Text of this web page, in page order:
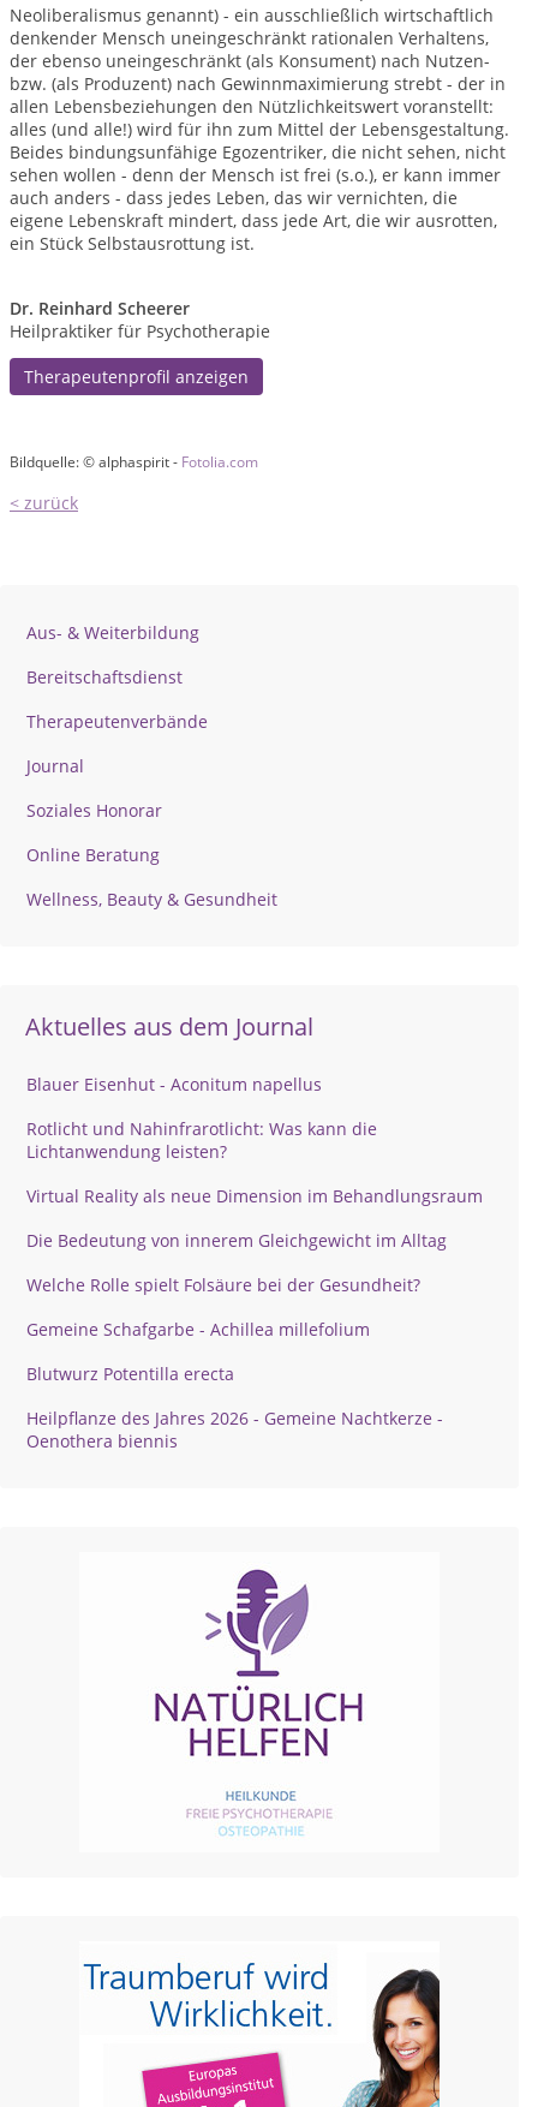
Aus- & Weiterbildung
Bereitschaftsdienst
Therapeutenverbände
Journal
Soziales Honorar
Online Beratung
Wellness, Beauty & Gesundheit
Aktuelles aus dem Journal
Blauer Eisenhut - Aconitum napellus
Rotlicht und Nahinfrarotlicht: Was kann die
Lichtanwendung leisten?
Virtual Reality als neue Dimension im Behandlungsraum
Die Bedeutung von innerem Gleichgewicht im Alltag
Welche Rolle spielt Folsäure bei der Gesundheit?
Gemeine Schafgarbe - Achillea millefolium
Blutwurz Potentilla erecta
Heilpflanze des Jahres 2026 - Gemeine Nachtkerze -
Oenothera biennis
Neoliberalismus genannt) - ein ausschließlich wirtschaftlich
denkender Mensch uneingeschränkt rationalen Verhaltens,
der ebenso uneingeschränkt (als Konsument) nach Nutzen-
bzw. (als Produzent) nach Gewinnmaximierung strebt - der in
allen Lebensbeziehungen den Nützlichkeitswert voranstellt:
alles (und alle!) wird für ihn zum Mittel der Lebensgestaltung.
Beides bindungsunfähige Egozentriker, die nicht sehen, nicht
sehen wollen - denn der Mensch ist frei (s.o.), er kann immer
auch anders - dass jedes Leben, das wir vernichten, die
eigene Lebenskraft mindert, dass jede Art, die wir ausrotten,
ein Stück Selbstausrottung ist.
Dr. Reinhard Scheerer
Heilpraktiker für Psychotherapie
Therapeutenprofil anzeigen
Bildquelle: © alphaspirit - Fotolia.com
< zurück